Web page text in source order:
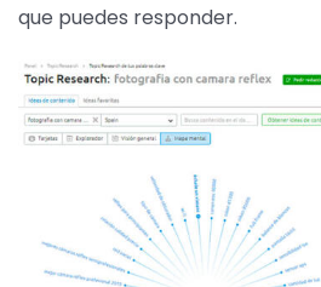
que puedes responder.